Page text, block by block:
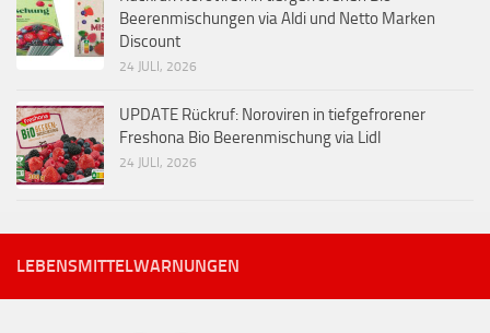
Beerenmischungen via Aldi und Netto Marken
Discount
24 JULI, 2026
UPDATE Rückruf: Noroviren in tiefgefrorener
Freshona Bio Beerenmischung via Lidl
24 JULI, 2026
LEBENSMITTELWARNUNGEN